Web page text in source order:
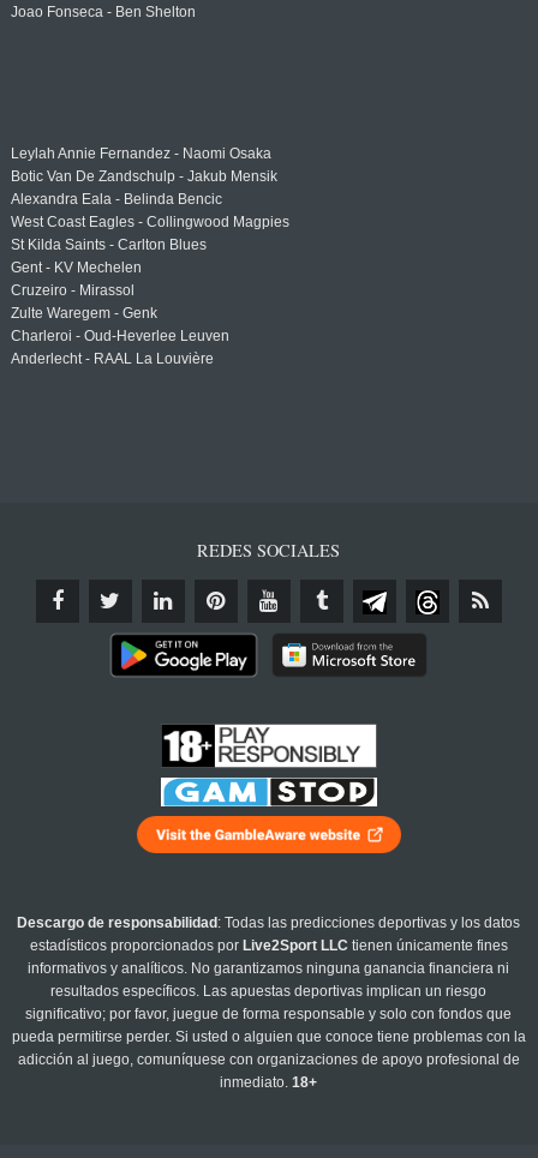
Joao Fonseca - Ben Shelton
Leylah Annie Fernandez - Naomi Osaka
Botic Van De Zandschulp - Jakub Mensik
Alexandra Eala - Belinda Bencic
West Coast Eagles - Collingwood Magpies
St Kilda Saints - Carlton Blues
Gent - KV Mechelen
Cruzeiro - Mirassol
Zulte Waregem - Genk
Charleroi - Oud-Heverlee Leuven
Anderlecht - RAAL La Louvière
REDES SOCIALES
Descargo de responsabilidad : Todas las predicciones deportivas y los datos
estadísticos proporcionados por Live2Sport LLC tienen únicamente fines
informativos y analíticos. No garantizamos ninguna ganancia financiera ni
resultados específicos. Las apuestas deportivas implican un riesgo
significativo; por favor, juegue de forma responsable y solo con fondos que
pueda permitirse perder. Si usted o alguien que conoce tiene problemas con la
adicción al juego, comuníquese con organizaciones de apoyo profesional de
inmediato.18+